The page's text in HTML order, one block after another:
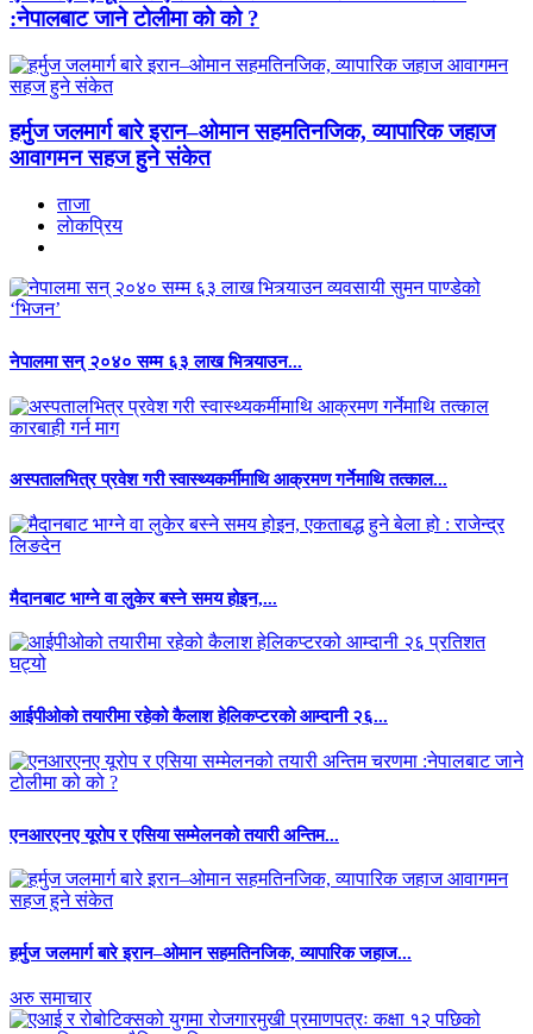
:नेपालबाट जाने टोलीमा को को ?
हर्मुज जलमार्ग बारे इरान–ओमान सहमतिनजिक, व्यापारिक जहाज
आवागमन सहज हुने संकेत
ताजा
लाेकप्रिय
नेपालमा सन् २०४० सम्म ६३ लाख भित्र्याउन...
अस्पतालभित्र प्रवेश गरी स्वास्थ्यकर्मीमाथि आक्रमण गर्नेमाथि तत्काल...
मैदानबाट भाग्ने वा लुकेर बस्ने समय होइन,...
आईपीओको तयारीमा रहेको कैलाश हेलिकप्टरको आम्दानी २६...
एनआरएनए यूरोप र एसिया सम्मेलनको तयारी अन्तिम...
हर्मुज जलमार्ग बारे इरान–ओमान सहमतिनजिक, व्यापारिक जहाज...
अरु समाचार